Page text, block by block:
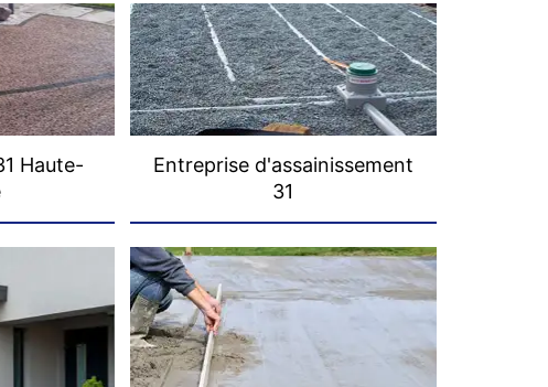
Haute-
Entreprise d'assainissement
31